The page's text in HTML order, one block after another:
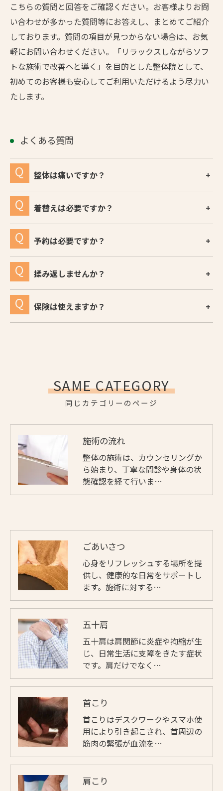
こちらの質問と回答をご確認ください。お客様よりお問
い合わせが多かった質問等にお答えし、まとめてご紹介
しております。質問の項目が見つからない場合は、お気
軽にお問い合わせください。「リラックスしながらソフ
トな施術で改善へと導く」を目的とした整体院として、
初めてのお客様も安心してご利用いただけるよう尽力い
たします。
よくある質問
整体は痛いですか？
着替えは必要ですか？
予約は必要ですか？
揉み返しませんか？
保険は使えますか？
同じカテゴリーのページ
SAME CATEGORY
施術の流れ
整体の施術は、カウンセリングか
ら始まり、丁寧な問診や身体の状
態確認を経て行いま…
ごあいさつ
心身をリフレッシュする場所を提
供し、健康的な日常をサポートし
ます。施術に対する…
五十肩
五十肩は肩関節に炎症や拘縮が生
じ、日常生活に支障をきたす症状
です。肩だけでなく…
首こり
首こりはデスクワークやスマホ使
用により引き起こされ、首周辺の
筋肉の緊張が血流を…
肩こり